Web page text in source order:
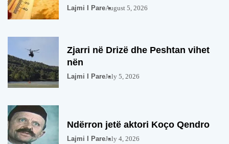
Lajmi I PareAugust 5, 2026
Zjarri në Drizë dhe Peshtan vihet
nën
Lajmi I PareJuly 5, 2026
Ndërron jetë aktori Koço Qendro
Lajmi I PareJuly 4, 2026